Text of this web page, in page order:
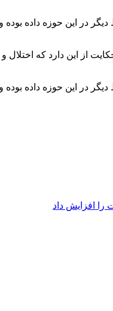
این حوزه داده بوده و
این دارد که اختلال و
این حوزه داده بوده و
را افزایش داد